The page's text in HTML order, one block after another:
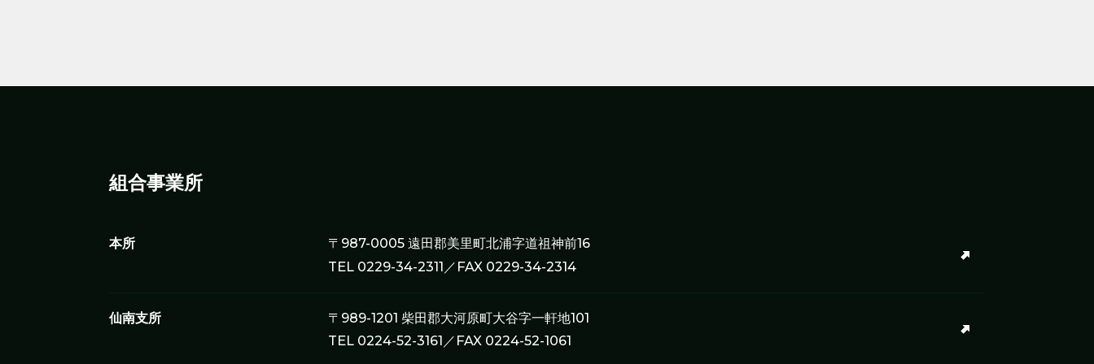
組合事業所
本所
〒987-0005 遠田郡美里町北浦字道祖神前16
TEL 0229-34-2311／FAX 0229-34-2314
仙南支所
〒989-1201 柴田郡大河原町大谷字一軒地101
TEL 0224-52-3161／FAX 0224-52-1061